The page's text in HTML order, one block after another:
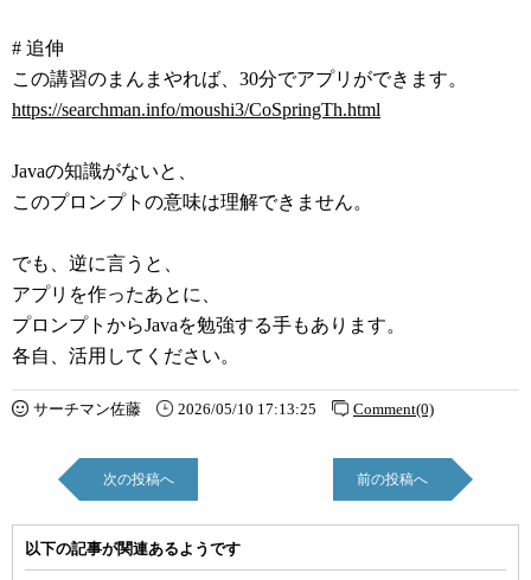
# 追伸
この講習のまんまやれば、30分でアプリができます。
https://searchman.info/moushi3/CoSpringTh.html
Javaの知識がないと、
このプロンプトの意味は理解できません。
でも、逆に言うと、
アプリを作ったあとに、
プロンプトからJavaを勉強する手もあります。
各自、活用してください。
サーチマン佐藤 2026/05/10 17:13:25 Comment(0)
次の投稿へ 前の投稿へ
以下の記事が関連あるようです